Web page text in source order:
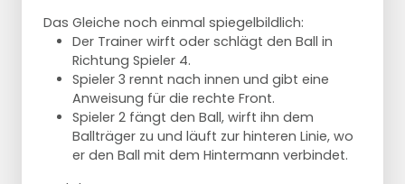
Das Gleiche noch einmal spiegelbildlich:
Der Trainer wirft oder schlägt den Ball in
Richtung Spieler 4.
Spieler 3 rennt nach innen und gibt eine
Anweisung für die rechte Front.
Spieler 2 fängt den Ball, wirft ihn dem
Ballträger zu und läuft zur hinteren Linie, wo
er den Ball mit dem Hintermann verbindet.